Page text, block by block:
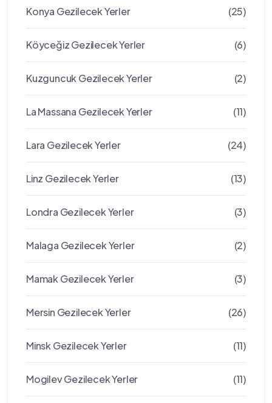
Konya Gezilecek Yerler (25)
Köyceğiz Gezilecek Yerler (6)
Kuzguncuk Gezilecek Yerler (2)
La Massana Gezilecek Yerler (11)
Lara Gezilecek Yerler (24)
Linz Gezilecek Yerler (13)
Londra Gezilecek Yerler (3)
Malaga Gezilecek Yerler (2)
Mamak Gezilecek Yerler (3)
Mersin Gezilecek Yerler (26)
Minsk Gezilecek Yerler (11)
Mogilev Gezilecek Yerler (11)